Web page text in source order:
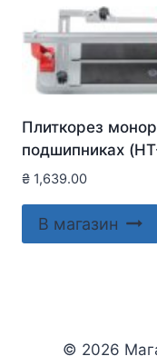
Плиткорез
подшипниках
₴ 1,639.00
В магазин
© 2026